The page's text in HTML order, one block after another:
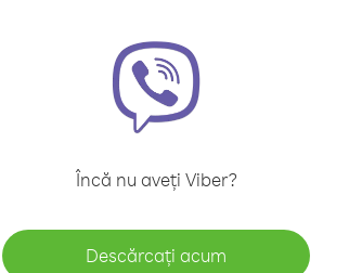
Încă nu aveți Viber?
Descărcați acum